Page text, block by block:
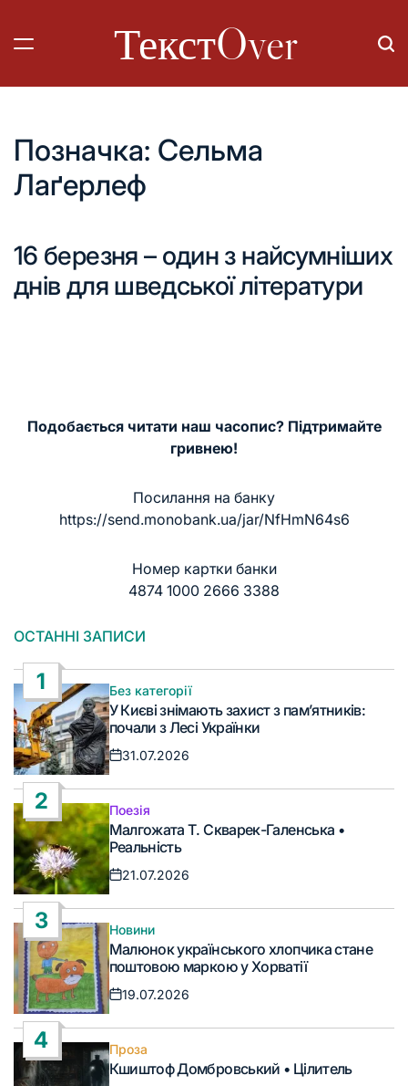
вмісту
ТекстOver
Позначка: Сельма
Лаґерлеф
16 березня – один з найсумніших
днів для шведської літератури
Подобається читати наш часопис? Підтримайте
гривнею!
Посилання на банку
https://send.monobank.ua/jar/NfHmN64s6
Номер картки банки
4874 1000 2666 3388
ОСТАННІ ЗАПИСИ
1
Опублікувати
у
Без категорії
У Києві знімають захист з пам’ятників:
почали з Лесі Українки
Дата
31.07.2026
2
Опублікувати
у
Поезія
Малгожата Т. Скварек-Галенська •
Реальність
Дата
21.07.2026
3
Опублікувати
у
Новини
Малюнок українського хлопчика стане
поштовою маркою у Хорватії
Дата
19.07.2026
4
Опублікувати
у
Проза
Кшиштоф Домбровський • Цілитель